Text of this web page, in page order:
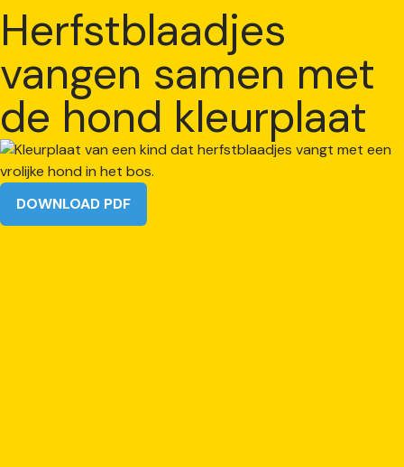
Herfstblaadjes
vangen samen met
de hond kleurplaat
DOWNLOAD PDF